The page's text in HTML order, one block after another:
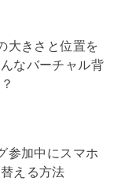
大きさと位置を
なバーチャル背
参加中にスマホ
える方法